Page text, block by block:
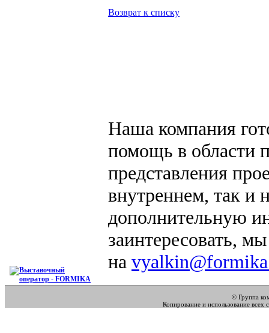
Возврат к списку
Наша компания
помощь в области
представления
внутреннем, так
дополнительную
заинтересовать,
на
© Группа
Копирование и использование